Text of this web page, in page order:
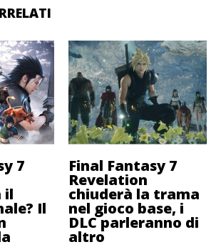
7
il
Il
Final Fantasy 7
Revelation
chiuderà la trama
nel gioco base, i
DLC parleranno di
altro